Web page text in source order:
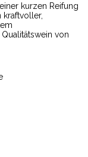
kurzen Reifung
kraftvoller,
von